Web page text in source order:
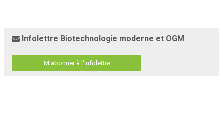
Infolettre Biotechnologie moderne et OGM
M'abonner à l'infolettre